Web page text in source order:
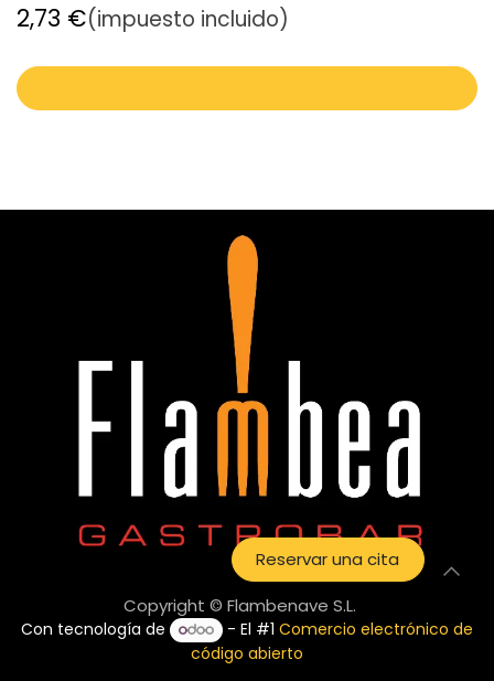
2,73 €(impuesto incluido)
Reservar una cita
Copyright © Flambenave S.L.
Con tecnología de - El #1Comercio electrónico de
código abierto